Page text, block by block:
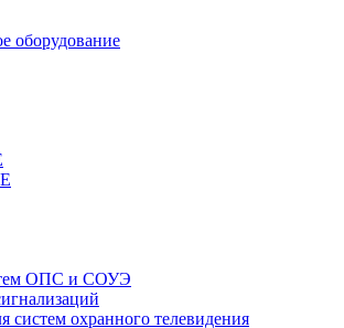
оборудование
ОПС и СОУЭ
охранного телевидения